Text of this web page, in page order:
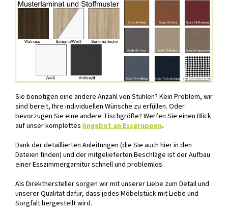
Sie benötigen eine andere Anzahl von Stühlen? Kein Problem, wir
sind bereit, Ihre individuellen Wünsche zu erfüllen. Oder
bevorzugen Sie eine andere Tischgröße? Werfen Sie einen Blick
auf unser komplettes Angebot an Essgruppen.
Dank der detaillierten Anleitungen (die Sie auch hier in den
Dateien finden) und der mitgelieferten Beschläge ist der Aufbau
einer Esszimmergarnitur schnell und problemlos.
Als Direkthersteller sorgen wir mit unserer Liebe zum Detail und
unserer Qualität dafür, dass jedes Möbelstück mit Liebe und
Sorgfalt hergestellt wird.